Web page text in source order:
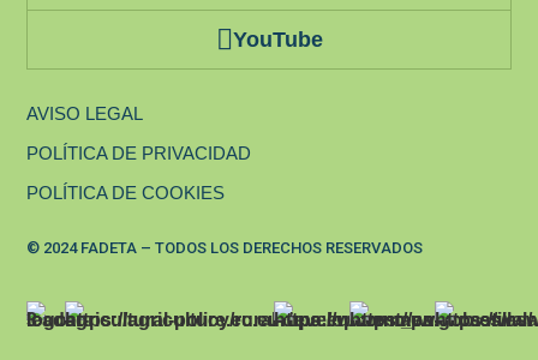
YouTube
© 2024 FADETA – TODOS LOS DERECHOS RESERVADOS
AVISO LEGAL
POLÍTICA DE PRIVACIDAD
POLÍTICA DE COOKIES